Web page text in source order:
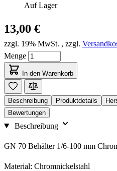
Auf Lager
13,00 €
zzgl. 19% MwSt. , zzgl.
Menge
In den Warenkorb
Beschreibung Produktdetails
Bewertungen
Beschreibung
GN 70 Behälter 1/6-100 mm
Material: Chromnickelstahl